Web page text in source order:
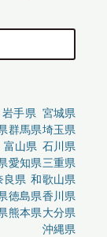
岩手県 宮城県
群馬県埼玉県
富山県 石川県
愛知県三重県
良県 和歌山県
徳島県香川県
熊本県大分県
沖縄県